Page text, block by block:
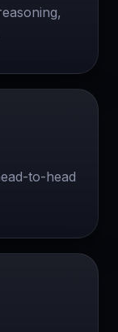
to-head